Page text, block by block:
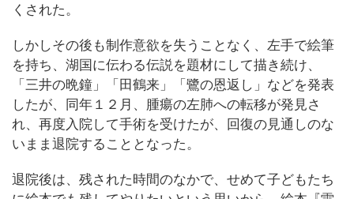
くされた。
しかしその後も制作意欲を失うことなく、左手で絵筆
を持ち、湖国に伝わる伝説を題材にして描き続け、
「三井の晩鐘」「田鶴来」「鷺の恩返し」などを発表
したが、同年１２月、腫瘍の左肺への転移が発見さ
れ、再度入院して手術を受けたが、回復の見通しのな
いまま退院することとなった。
退院後は、残された時間のなかで、せめて子どもたち